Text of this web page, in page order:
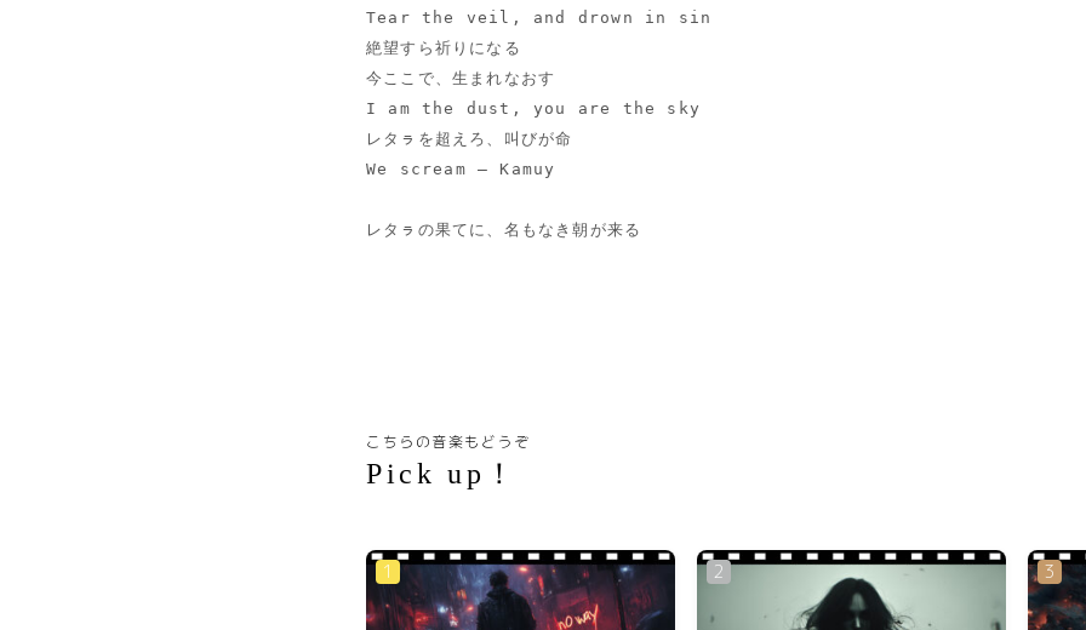
Tear the veil, and drown in sin
絶望すら祈りになる
今ここで、生まれなおす
I am the dust, you are the sky
レタㇻを超えろ、叫びが命
We scream — Kamuy
レタㇻの果てに、名もなき朝が来る
こちらの音楽もどうぞ
Pick up！